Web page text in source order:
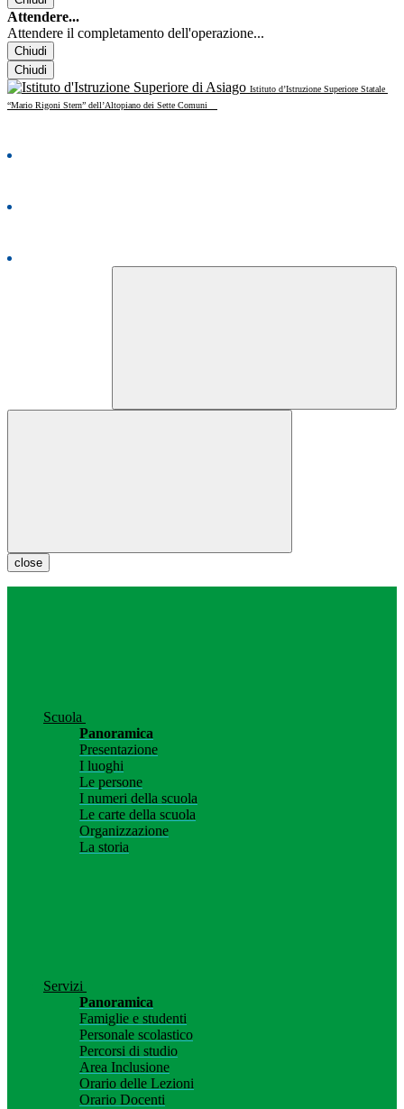
Attendere...
Attendere il completamento dell'operazione...
Chiudi
Chiudi
Istituto d’Istruzione Superiore Statale
“Mario Rigoni Stern” dell’Altopiano dei Sette Comuni
close
Scuola
Panoramica
Presentazione
I luoghi
Le persone
I numeri della scuola
Le carte della scuola
Organizzazione
La storia
Servizi
Panoramica
Famiglie e studenti
Personale scolastico
Percorsi di studio
Area Inclusione
Orario delle Lezioni
Orario Docenti